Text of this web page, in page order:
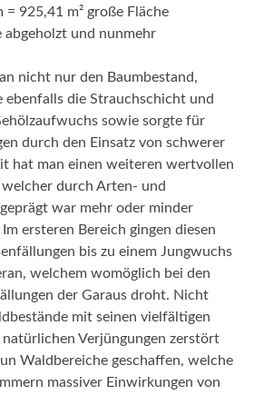
= 925,41 m² große Fläche
abgeholzt und nunmehr
nicht nur den Baumbestand,
ebenfalls die Strauchschicht und
sowie sorgte für
durch den Einsatz von schwerer
hat man einen weiteren wertvollen
welcher durch Arten- und
war mehr oder minder
ersteren Bereich gingen diesen
bis zu einem Jungwuchs
welchem womöglich bei den
der Garaus droht. Nicht
mit seinen vielfältigen
Verjüngungen zerstört
Waldbereiche geschaffen, welche
massiver Einwirkungen von